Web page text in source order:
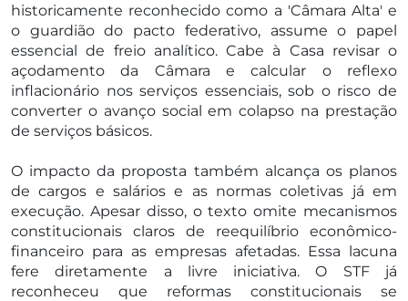
historicamente reconhecido como a 'Câmara Alta' e
o guardião do pacto federativo, assume o papel
essencial de freio analítico. Cabe à Casa revisar o
açodamento da Câmara e calcular o reflexo
inflacionário nos serviços essenciais, sob o risco de
converter o avanço social em colapso na prestação
de serviços básicos.
O impacto da proposta também alcança os planos
de cargos e salários e as normas coletivas já em
execução. Apesar disso, o texto omite mecanismos
constitucionais claros de reequilíbrio econômico-
financeiro para as empresas afetadas. Essa lacuna
fere diretamente a livre iniciativa. O STF já
reconheceu que reformas constitucionais se